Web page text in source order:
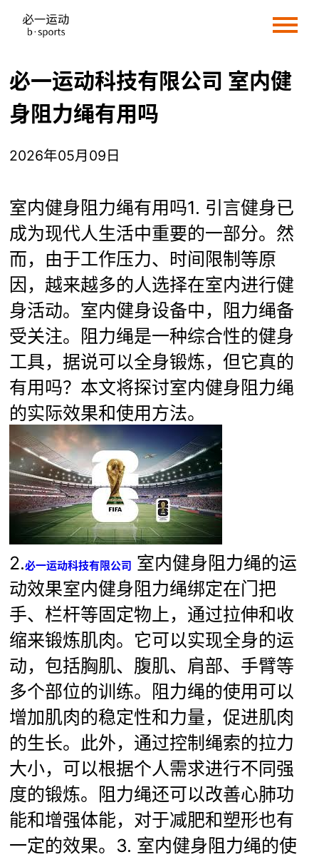
必一运动科技有限公司 室内健
身阻力绳有用吗
2026年05月09日
室内健身阻力绳有用吗1. 引言健身已
成为现代人生活中重要的一部分。然
而，由于工作压力、时间限制等原
因，越来越多的人选择在室内进行健
身活动。室内健身设备中，阻力绳备
受关注。阻力绳是一种综合性的健身
工具，据说可以全身锻炼，但它真的
有用吗？本文将探讨室内健身阻力绳
的实际效果和使用方法。
2.必一运动科技有限公司 室内健身阻力绳的运
动效果室内健身阻力绳绑定在门把
手、栏杆等固定物上，通过拉伸和收
缩来锻炼肌肉。它可以实现全身的运
动，包括胸肌、腹肌、肩部、手臂等
多个部位的训练。阻力绳的使用可以
增加肌肉的稳定性和力量，促进肌肉
的生长。此外，通过控制绳索的拉力
大小，可以根据个人需求进行不同强
度的锻炼。阻力绳还可以改善心肺功
能和增强体能，对于减肥和塑形也有
一定的效果。3. 室内健身阻力绳的使